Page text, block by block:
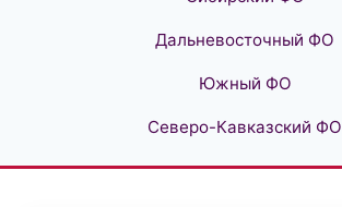
Дальневосточный ФО
Южный ФО
Северо-Кавказский ФО